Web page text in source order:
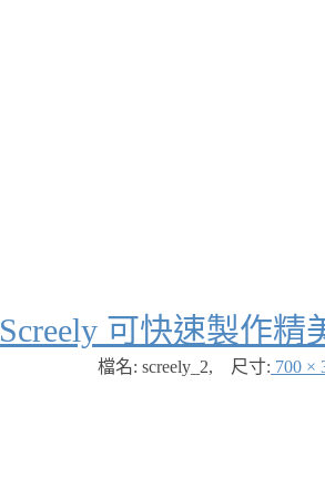
Screely 可快速製作
檔名: screely_2, 尺寸: 700 ×